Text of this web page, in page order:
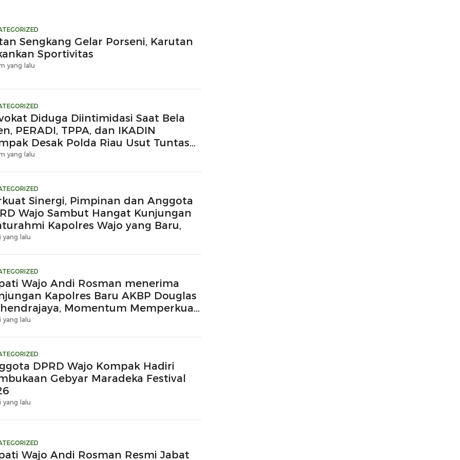
Sengkang Gelar Porseni, Karutan
Sportivitas
yang lalu
Diduga Diintimidasi Saat Bela
PERADI, TPPA, dan IKADIN
Desak Polda Riau Usut Tuntas
Premanisme
yang lalu
Sinergi, Pimpinan dan Anggota
Wajo Sambut Hangat Kunjungan
Kapolres Wajo yang Baru,
yang lalu
Wajo Andi Rosman menerima
Kapolres Baru AKBP Douglas
Momentum Memperkuat
yang lalu
DPRD Wajo Kompak Hadiri
Gebyar Maradeka Festival
yang lalu
Wajo Andi Rosman Resmi Jabat